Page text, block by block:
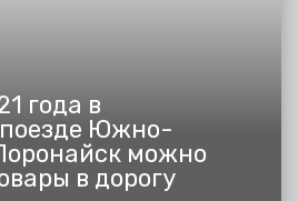
года в
Южно-
можно
в дорогу